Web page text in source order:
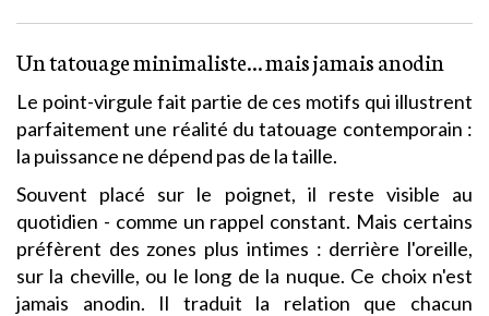
Un tatouage minimaliste… mais jamais anodin
Le point-virgule fait partie de ces motifs qui illustrent
parfaitement une réalité du tatouage contemporain :
la puissance ne dépend pas de la taille.
Souvent placé sur le poignet, il reste visible au
quotidien - comme un rappel constant. Mais certains
préfèrent des zones plus intimes : derrière l'oreille,
sur la cheville, ou le long de la nuque. Ce choix n'est
jamais anodin. Il traduit la relation que chacun